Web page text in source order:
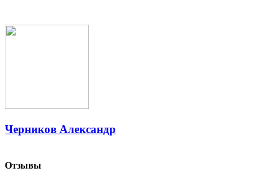
Черников Александр
Отзывы